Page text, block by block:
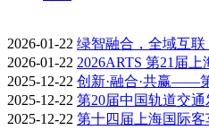
2026-01-22 绿智融合，全域互
2026-01-22 2026ARTS 第21届
2025-12-22 创新·融合·共赢——
2025-12-22 第20届中国轨道交
2025-12-22 第十四届上海国际客